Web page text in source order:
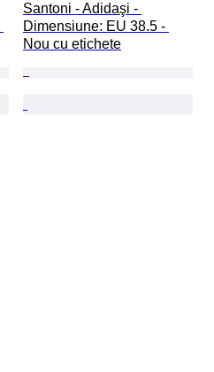
Santoni - Adidaşi -
Dimensiune: EU 38.5 -
Nou cu etichete